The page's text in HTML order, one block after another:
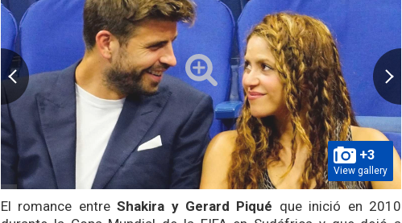
+3
View gallery
El romance entreShakira y Gerard Piqué que inició en 2010